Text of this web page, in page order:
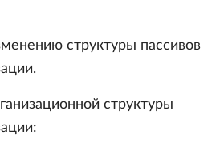
структуры пассивов
структуры